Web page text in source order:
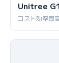
Unitree G1
コスト効率最